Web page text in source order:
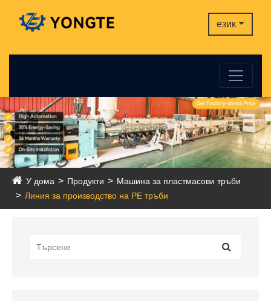
език
У дома Продукти
Машина за пластмасови тръби
Линия за производство на PE тръби